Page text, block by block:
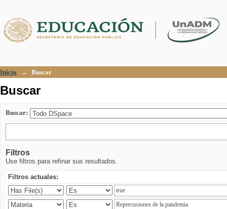
Inicio → Buscar
Buscar
Buscar:
Filtros
Use filtros para refinar sus resultados.
Filtros actuales: